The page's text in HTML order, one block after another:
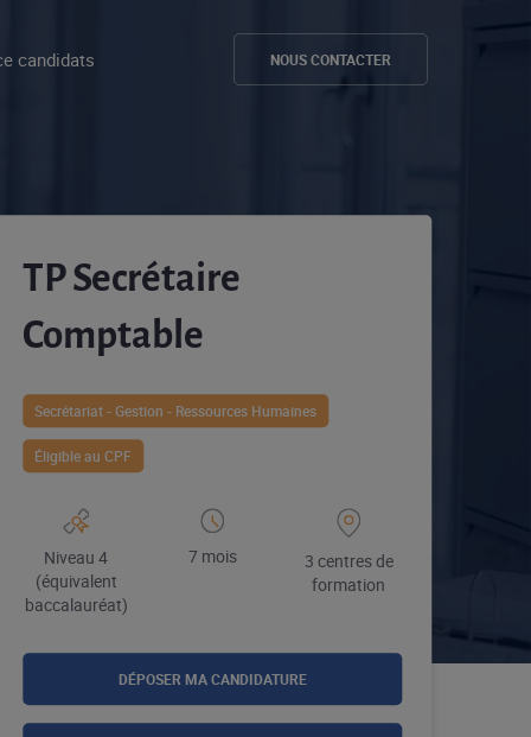
candidats NOUS CONTACTER
TP Secrétaire
Comptable
Secrétariat - Gestion - Ressources Humaines
Éligible au CPF
Niveau 4
(équivalent
baccalauréat)
7 mois
3 centres de
formation
DÉPOSER MA CANDIDATURE